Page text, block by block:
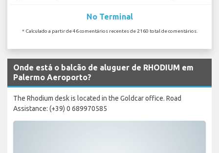
No Terminal
* Calculado a partir de 46 comentários recentes de 2160 total de comentários.
Onde está o balcão de aluguer de RHODIUM em
Palermo Aeroporto?
The Rhodium desk is located in the Goldcar office. Road
Assistance: (+39) 0 689970585